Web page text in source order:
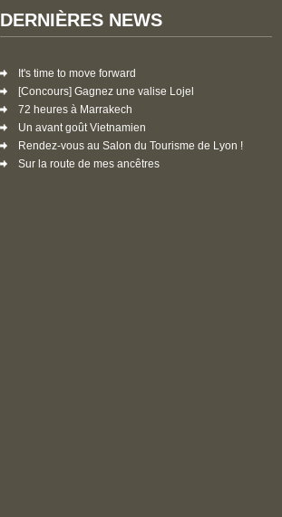
DERNIÈRES NEWS
It's time to move forward
[Concours] Gagnez une valise Lojel
72 heures à Marrakech
Un avant goût Vietnamien
Rendez-vous au Salon du Tourisme de Lyon !
Sur la route de mes ancêtres